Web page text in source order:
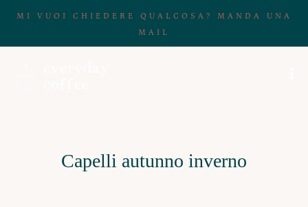
MI VUOI CHIEDERE QUALCOSA? MANDA UNA
MAIL
Capelli autunno inverno